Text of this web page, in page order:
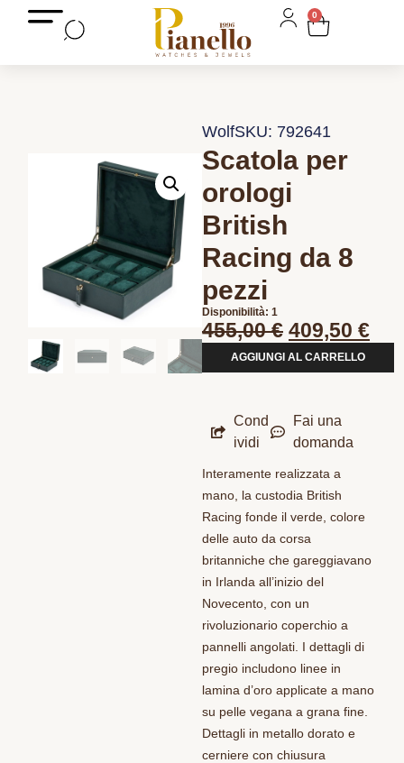
0
WolfSKU: 792641
Scatola per
orologi
British
Racing da 8
pezzi
Disponibilità: 1
455,00€ 409,50 €
AGGIUNGI AL CARRELLO
Cond
ividi
Fai una
domanda
Interamente realizzata a
mano, la custodia British
Racing fonde il verde, colore
delle auto da corsa
britanniche che gareggiavano
in Irlanda all’inizio del
Novecento, con un
rivoluzionario coperchio a
pannelli angolati. I dettagli di
pregio includono linee in
lamina d’oro applicate a mano
su pelle vegana a grana fine.
Dettagli in metallo dorato e
cerniere con chiusura